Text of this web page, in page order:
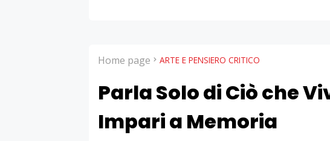
Home page ARTE E PENSIERO CRITICO
Parla Solo di Ciò che
Impari a Memoria